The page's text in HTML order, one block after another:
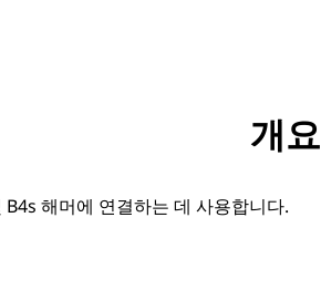
투어
개요
해머에 연결하는 데 사용합니다.